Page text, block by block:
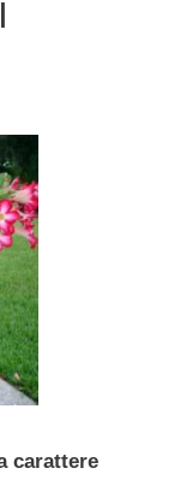
carattere